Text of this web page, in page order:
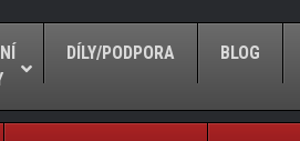
DÍLY/PODPORA BLOG